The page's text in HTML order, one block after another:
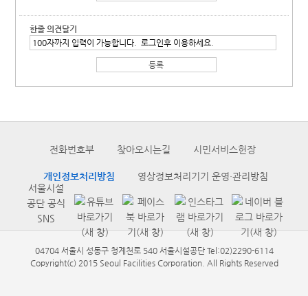
한줄 의견달기
전화번호부 찾아오시는길 시민서비스헌장
개인정보처리방침
영상정보처리기기 운영·관리방침
서울시설
공단 공식
SNS
04704 서울시 성동구 청계천로 540 서울시설공단 Tel:02)2290-6114
Copyright(c) 2015 Seoul Facilities Corporation. All Rights Reserved